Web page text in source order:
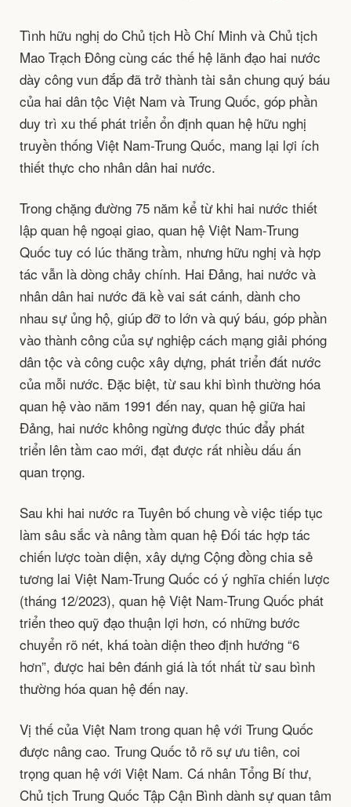
Tình hữu nghị do Chủ tịch Hồ Chí Minh và Chủ tịch
Mao Trạch Đông cùng các thế hệ lãnh đạo hai nước
dày công vun đắp đã trở thành tài sản chung quý báu
của hai dân tộc Việt Nam và Trung Quốc, góp phần
duy trì xu thế phát triển ổn định quan hệ hữu nghị
truyền thống Việt Nam-Trung Quốc, mang lại lợi ích
thiết thực cho nhân dân hai nước.
Trong chặng đường 75 năm kể từ khi hai nước thiết
lập quan hệ ngoại giao, quan hệ Việt Nam-Trung
Quốc tuy có lúc thăng trầm, nhưng hữu nghị và hợp
tác vẫn là dòng chảy chính. Hai Đảng, hai nước và
nhân dân hai nước đã kề vai sát cánh, dành cho
nhau sự ủng hộ, giúp đỡ to lớn và quý báu, góp phần
vào thành công của sự nghiệp cách mạng giải phóng
dân tộc và công cuộc xây dựng, phát triển đất nước
của mỗi nước. Đặc biệt, từ sau khi bình thường hóa
quan hệ vào năm 1991 đến nay, quan hệ giữa hai
Đảng, hai nước không ngừng được thúc đẩy phát
triển lên tầm cao mới, đạt được rất nhiều dấu ấn
quan trọng.
Sau khi hai nước ra Tuyên bố chung về việc tiếp tục
làm sâu sắc và nâng tầm quan hệ Đối tác hợp tác
chiến lược toàn diện, xây dựng Cộng đồng chia sẻ
tương lai Việt Nam-Trung Quốc có ý nghĩa chiến lược
(tháng 12/2023), quan hệ Việt Nam-Trung Quốc phát
triển theo quỹ đạo thuận lợi hơn, có những bước
chuyển rõ nét, khá toàn diện theo định hướng “6
hơn”, được hai bên đánh giá là tốt nhất từ sau bình
thường hóa quan hệ đến nay.
Vị thế của Việt Nam trong quan hệ với Trung Quốc
được nâng cao. Trung Quốc tỏ rõ sự ưu tiên, coi
trọng quan hệ với Việt Nam. Cá nhân Tổng Bí thư,
Chủ tịch Trung Quốc Tập Cận Bình dành sự quan tâm